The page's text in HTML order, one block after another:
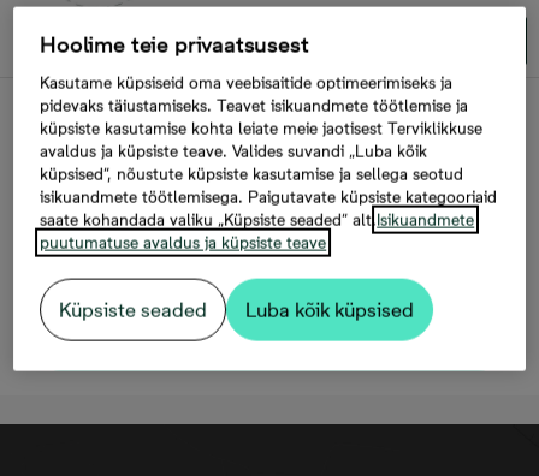
В продаже
Mäepealse 9/2-43, 2
комнаты, 45 м²,
216 190 €
Oставить контактную информацию
Hoolime teie privaatsusest
Kasutame küpsiseid oma veebisaitide optimeerimiseks ja
pidevaks täiustamiseks. Teavet isikuandmete töötlemise ja
küpsiste kasutamise kohta leiate meie jaotisest Terviklikkuse
avaldus ja küpsiste teave. Valides suvandi „Luba kõik
küpsised“, nõustute küpsiste kasutamise ja sellega seotud
isikuandmete töötlemisega. Paigutavate küpsiste kategooriaid
saate kohandada valiku „Küpsiste seaded“ alt.Isikuandmete
puutumatuse avaldus ja küpsiste teave
Küpsiste seaded Luba kõik küpsised